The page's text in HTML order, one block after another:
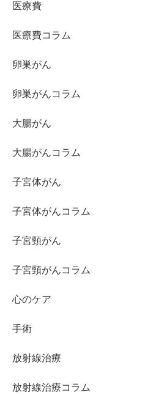
医療費
医療費コラム
卵巣がん
卵巣がんコラム
大腸がん
大腸がんコラム
子宮体がん
子宮体がんコラム
子宮頸がん
子宮頸がんコラム
心のケア
手術
放射線治療
放射線治療コラム